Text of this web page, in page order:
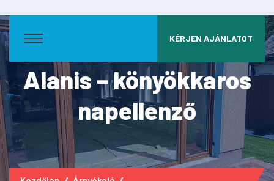
KÉRJEN AJÁNLATOT
Alanis – könyökkaros
napellenző